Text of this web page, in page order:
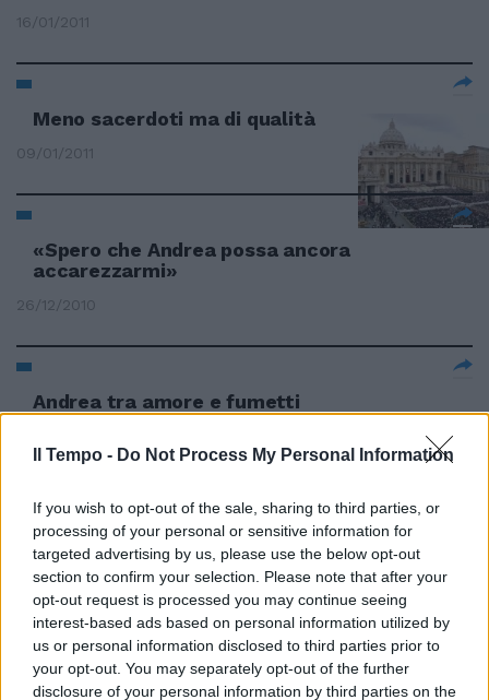
Il Tempo - Do Not Process My Personal Information
If you wish to opt-out of the sale, sharing to third parties, or
processing of your personal or sensitive information for
targeted advertising by us, please use the below opt-out
section to confirm your selection. Please note that after your
opt-out request is processed you may continue seeing
interest-based ads based on personal information utilized by
us or personal information disclosed to third parties prior to
your opt-out. You may separately opt-out of the further
disclosure of your personal information by third parties on the
16/01/2011
Meno sacerdoti ma di qualità
09/01/2011
«Spero che Andrea possa ancora
accarezzarmi»
26/12/2010
Andrea tra amore e fumetti
Andrea De Paola nuovo
assessore all'Urbanistica
21/11/2010
di ANDREA DI CONSOLI Dopo aver